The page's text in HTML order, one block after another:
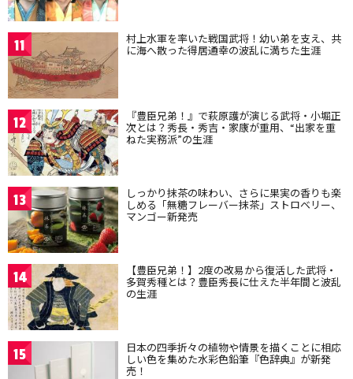
11 村上水軍を率いた戦国武将！幼い弟を支え、共
に海へ散った得居通幸の波乱に満ちた生涯
12 『豊臣兄弟！』で萩原護が演じる武将・小堀正
次とは？秀長・秀吉・家康が重用、“出家を重
ねた実務派”の生涯
13 しっかり抹茶の味わい、さらに果実の香りも楽
しめる「無糖フレーバー抹茶」ストロベリー、
マンゴー新発売
14 【豊臣兄弟！】2度の改易から復活した武将・
多賀秀種とは？豊臣秀長に仕えた半年間と波乱
の生涯
15 日本の四季折々の植物や情景を描くことに相応
しい色を集めた水彩色鉛筆『色辞典』が新発
売！